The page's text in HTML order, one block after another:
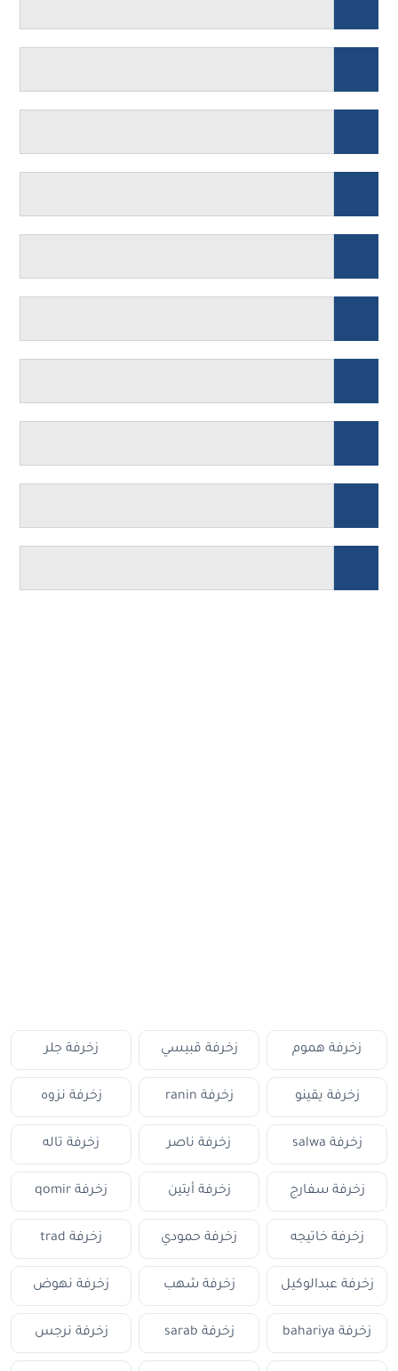
زخرفة هموم زخرفة قبيسي زخرفة جلر
زخرفة يقينو زخرفة ranin زخرفة نزوه
زخرفة salwa زخرفة ناصر زخرفة تاله
زخرفة سفارج زخرفة أيتين زخرفة qomir
زخرفة خاتيجه زخرفة حمودي زخرفة trad
زخرفة عبدالوكيل زخرفة شهب زخرفة نهوض
زخرفة bahariya زخرفة sarab زخرفة نرجس